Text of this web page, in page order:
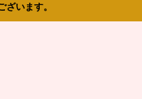
ざいます。